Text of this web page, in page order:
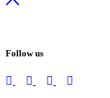
Follow us